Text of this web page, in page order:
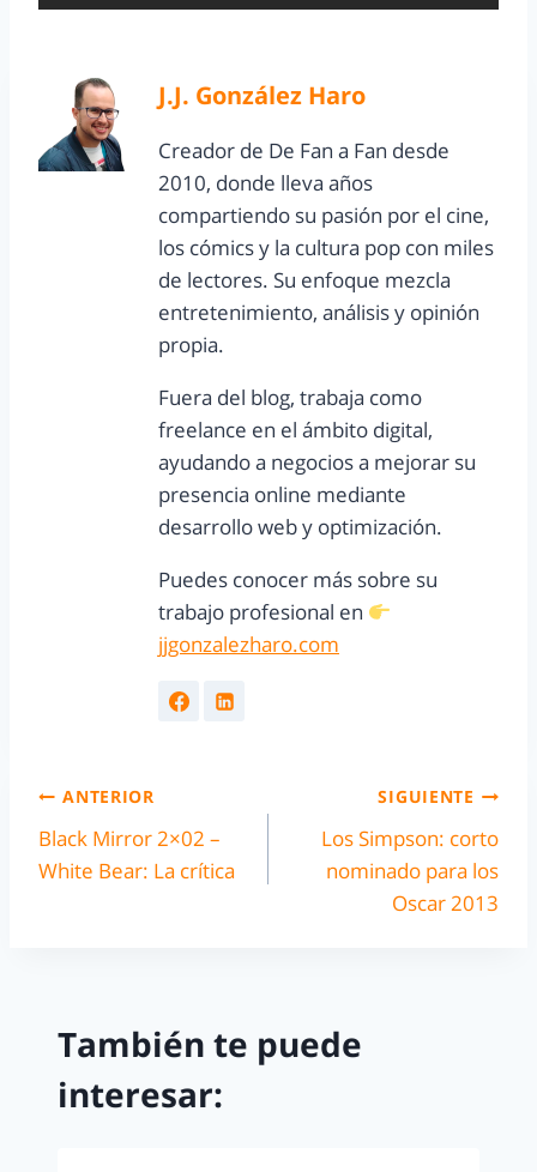
J.J. González Haro
Creador de De Fan a Fan desde
2010, donde lleva años
compartiendo su pasión por el cine,
los cómics y la cultura pop con miles
de lectores. Su enfoque mezcla
entretenimiento, análisis y opinión
propia.
Fuera del blog, trabaja como
freelance en el ámbito digital,
ayudando a negocios a mejorar su
presencia online mediante
desarrollo web y optimización.
Puedes conocer más sobre su
trabajo profesional en
jjgonzalezharo.com
ANTERIOR
Black Mirror 2×02 –
White Bear: La crítica
SIGUIENTE
Los Simpson: corto
nominado para los
Oscar 2013
También te puede
interesar: